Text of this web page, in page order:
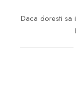
Daca doresti sa